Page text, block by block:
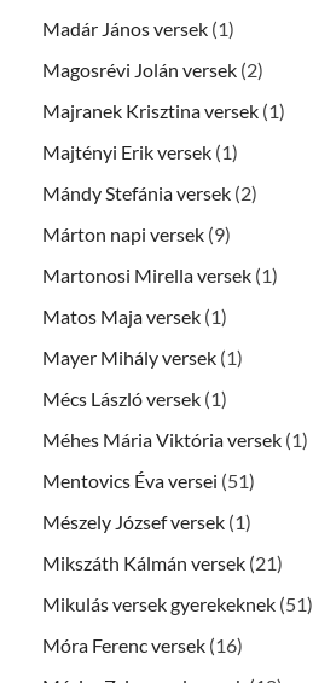
Madár János versek (1)
Magosrévi Jolán versek (2)
Majranek Krisztina versek (1)
Majtényi Erik versek (1)
Mándy Stefánia versek (2)
Márton napi versek (9)
Martonosi Mirella versek (1)
Matos Maja versek (1)
Mayer Mihály versek (1)
Mécs László versek (1)
Méhes Mária Viktória versek (1)
Mentovics Éva versei (51)
Mészely József versek (1)
Mikszáth Kálmán versek (21)
Mikulás versek gyerekeknek (51)
Móra Ferenc versek (16)